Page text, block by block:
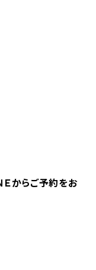
Ｅからご予約をお